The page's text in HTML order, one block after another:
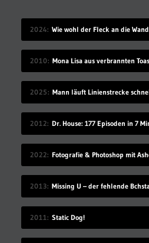
2024
2010 Mona Lisa aus verbrannten
2025
2012 Dr. House: 177 Episoden in 7
2022 Fotografie & Photoshop mit
2013 Missing U – der fehlende
2011 Static Dog!